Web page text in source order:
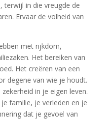
terwijl in die vreugde de
Ervaar de volheid van
met rijkdom,
Het bereiken van
Het creëren van een
degene van wie je houdt.
in je eigen leven.
familie, je verleden en je
dat je gevoel van